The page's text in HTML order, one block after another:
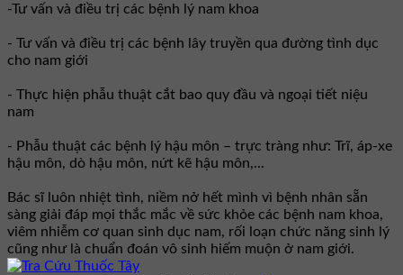
-Tư vấn và điều trị các bệnh lý nam khoa
- Tư vấn và điều trị các bệnh lây truyền qua đường tình dục
cho nam giới
- Thực hiện phẫu thuật cắt bao quy đầu và ngoại tiết niệu
nam
- Phẫu thuật các bệnh lý hậu môn – trực tràng như: Trĩ, áp-xe
hậu môn, dò hậu môn, nứt kẽ hậu môn,...
Bác sĩ luôn nhiệt tình, niềm nở hết mình vì bệnh nhân sẵn
sàng giải đáp mọi thắc mắc về sức khỏe các bệnh nam khoa,
viêm nhiễm cơ quan sinh dục nam, rối loạn chức năng sinh lý
cũng như là chuẩn đoán vô sinh hiếm muộn ở nam giới.